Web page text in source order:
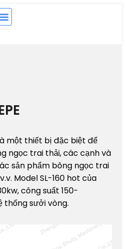
một thiết bị đặc biệt để
ngọc trai thải, các cạnh và
sản phẩm bông ngọc trai
Model SL-160 hot của
công suất 150-
thống sưởi vòng.